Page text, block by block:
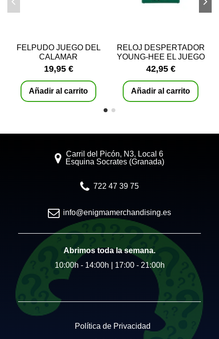
FELPUDO JUEGO DEL
CALAMAR
19,95 €
Añadir al carrito
RELOJ DESPERTADOR
YOUNG-HEE EL JUEGO
DEL CALAMAR
PALADONE
42,95 €
Añadir al carrito
Carril del Picón, N3, Local 6
Esquina Socrates (Granada)
722 47 39 75
info@enigmamerchandising.es
Abrimos toda la semana.
10:00h - 14:00h | 17:00 - 21:00h
Política de Privacidad